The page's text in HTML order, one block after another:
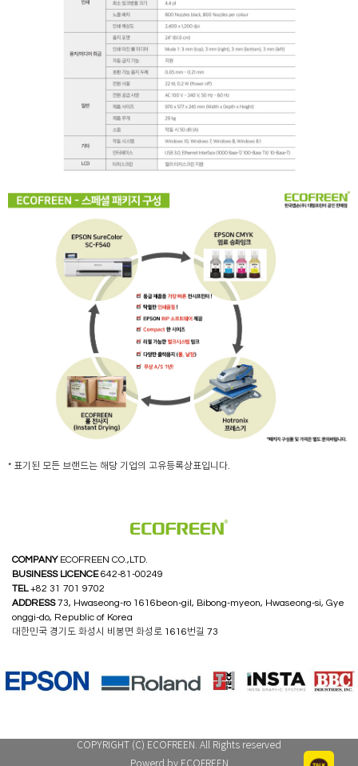
* 표기된 모든 브랜드는 해당 기업의 고유등록상표입니다.
COMPANYECOFREEN CO.,LTD.
BUSINESS LICENCE642-81-00249
TEL+82 31 701 9702
ADDRESS73, Hwaseong-ro 1616beon-gil, Bibong-myeon, Hwaseong-si, Gye
onggi-do, Republic of Korea
대한민국 경기도 화성시 비봉면 화성로 1616번길 73
COPYRIGHT (C) ECOFREEN. All Rights reserved